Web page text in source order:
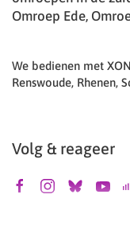
Omroep Ede,
We bedienen met
Renswoude, Rhenen,
Volg & reageer